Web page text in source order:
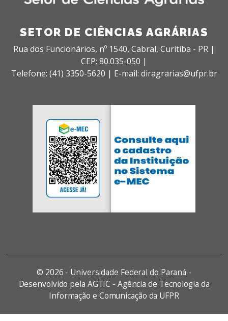
SETOR DE CIÊNCIAS AGRÁRIAS
Rua dos Funcionários, nº 1540, Cabral, Curitiba - PR |
CEP: 80.035-050 |
Telefone: (41) 3350-5620 | E-mail: diragrarias@ufpr.br
© 2026 - Universidade Federal do Paraná -
Desenvolvido pela AGTIC - Agência de Tecnologia da
Informação e Comunicação da UFPR